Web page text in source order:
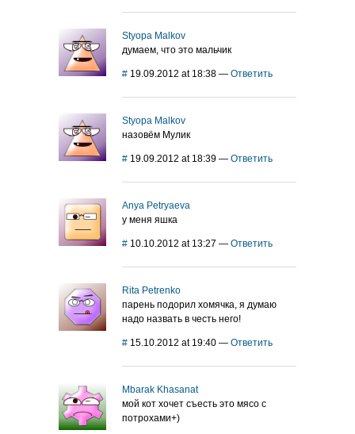
Styopa Malkov
думаем, что это мальчик
# 19.09.2012 at 18:38 — Ответить
Styopa Malkov
назовём Мулик
# 19.09.2012 at 18:39 — Ответить
Anya Petryaeva
у меня яшка
# 10.10.2012 at 13:27 — Ответить
Rita Petrenko
парень подорил хомячка, я думаю
надо назвать в честь него!
# 15.10.2012 at 19:40 — Ответить
Mbarak Khasanat
мой кот хочет съесть это мясо с
потрохами+)